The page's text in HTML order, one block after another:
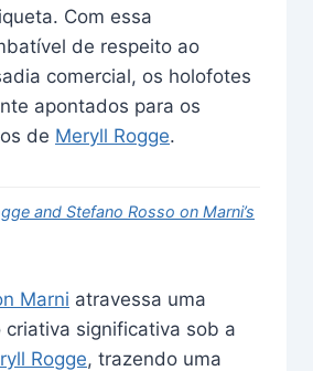
Com essa
de respeito ao
comercial, os holofotes
apontados para os
de Meryll Rogge.
and Stefano Rosso on Marni’s
Marni atravessa uma
significativa sob a
Rogge, trazendo uma